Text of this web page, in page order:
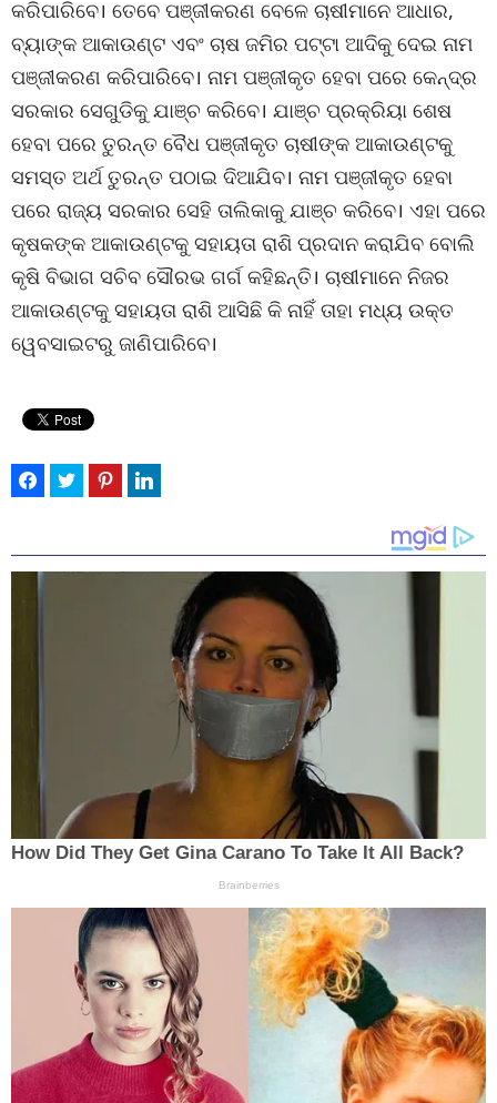
କରିପାରିବେ। ତେବେ ପଞ୍ଜୀକରଣ ବେଳେ ଚାଷୀମାନେ ଆଧାର,
ବ୍ୟାଙ୍କ ଆକାଉଣ୍ଟ ଏବଂ ଚାଷ ଜମିର ପଟ୍ଟା ଆଦିକୁ ଦେଇ ନାମ
ପଞ୍ଜୀକରଣ କରିପାରିବେ। ନାମ ପଞ୍ଜୀକୃତ ହେବା ପରେ କେନ୍ଦ୍ର
ସରକାର ସେଗୁଡିକୁ ଯାଞ୍ଚ କରିବେ। ଯାଞ୍ଚ ପ୍ରକ୍ରିୟା ଶେଷ
ହେବା ପରେ ତୁରନ୍ତ ବୈଧ ପଞ୍ଜୀକୃତ ଚାଷୀଙ୍କ ଆକାଉଣ୍ଟକୁ
ସମସ୍ତ ଅର୍ଥ ତୁରନ୍ତ ପଠାଇ ଦିଆଯିବ। ନାମ ପଞ୍ଜୀକୃତ ହେବା
ପରେ ରାଜ୍ୟ ସରକାର ସେହି ତାଲିକାକୁ ଯାଞ୍ଚ କରିବେ। ଏହା ପରେ
କୃଷକଙ୍କ ଆକାଉଣ୍ଟକୁ ସହାୟତା ରାଶି ପ୍ରଦାନ କରାଯିବ ବୋଲି
କୃଷି ବିଭାଗ ସଚିବ ସୌରଭ ଗର୍ଗ କହିଛନ୍ତି। ଚାଷୀମାନେ ନିଜର
ଆକାଉଣ୍ଟକୁ ସହାୟତା ରାଶି ଆସିଛି କି ନାହିଁ ତାହା ମଧ୍ୟ ଉକ୍ତ
ୱେବସାଇଟରୁ ଜାଣିପାରିବେ।